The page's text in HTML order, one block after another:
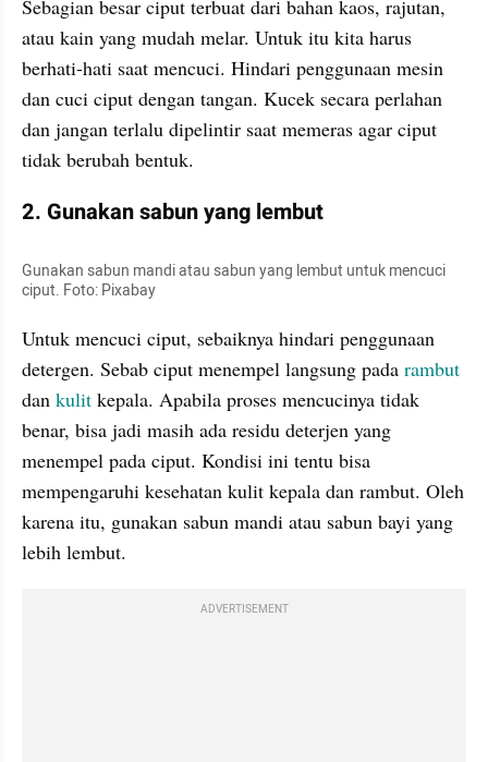
Sebagian besar ciput terbuat dari bahan kaos, rajutan,
atau kain yang mudah melar. Untuk itu kita harus
berhati-hati saat mencuci. Hindari penggunaan mesin
dan cuci ciput dengan tangan. Kucek secara perlahan
dan jangan terlalu dipelintir saat memeras agar ciput
tidak berubah bentuk.
2. Gunakan sabun yang lembut
Gunakan sabun mandi atau sabun yang lembut untuk mencuci
ciput. Foto: Pixabay
Untuk mencuci ciput, sebaiknya hindari penggunaan
detergen. Sebab ciput menempel langsung pada
dan kulit kepala. Apabila proses mencucinya tidak
benar, bisa jadi masih ada residu deterjen yang
menempel pada ciput. Kondisi ini tentu bisa
mempengaruhi kesehatan kulit kepala dan rambut. Oleh
karena itu, gunakan sabun mandi atau sabun bayi yang
lebih lembut.
ADVERTISEMENT